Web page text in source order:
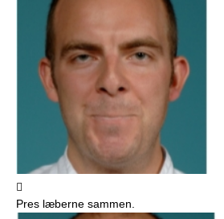

Pres læberne sammen.